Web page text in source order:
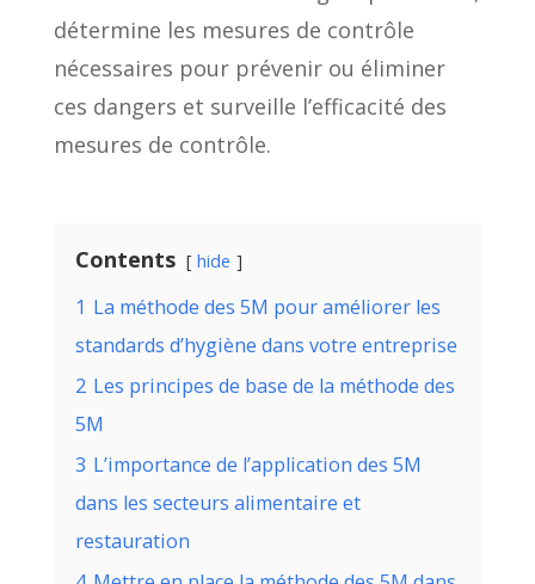
détermine les mesures de contrôle
nécessaires pour prévenir ou éliminer
ces dangers et surveille l’efficacité des
mesures de contrôle.
Contents hide
1 La méthode des 5M pour améliorer les
standards d’hygiène dans votre entreprise
2 Les principes de base de la méthode des
5M
3 L’importance de l’application des 5M
dans les secteurs alimentaire et
restauration